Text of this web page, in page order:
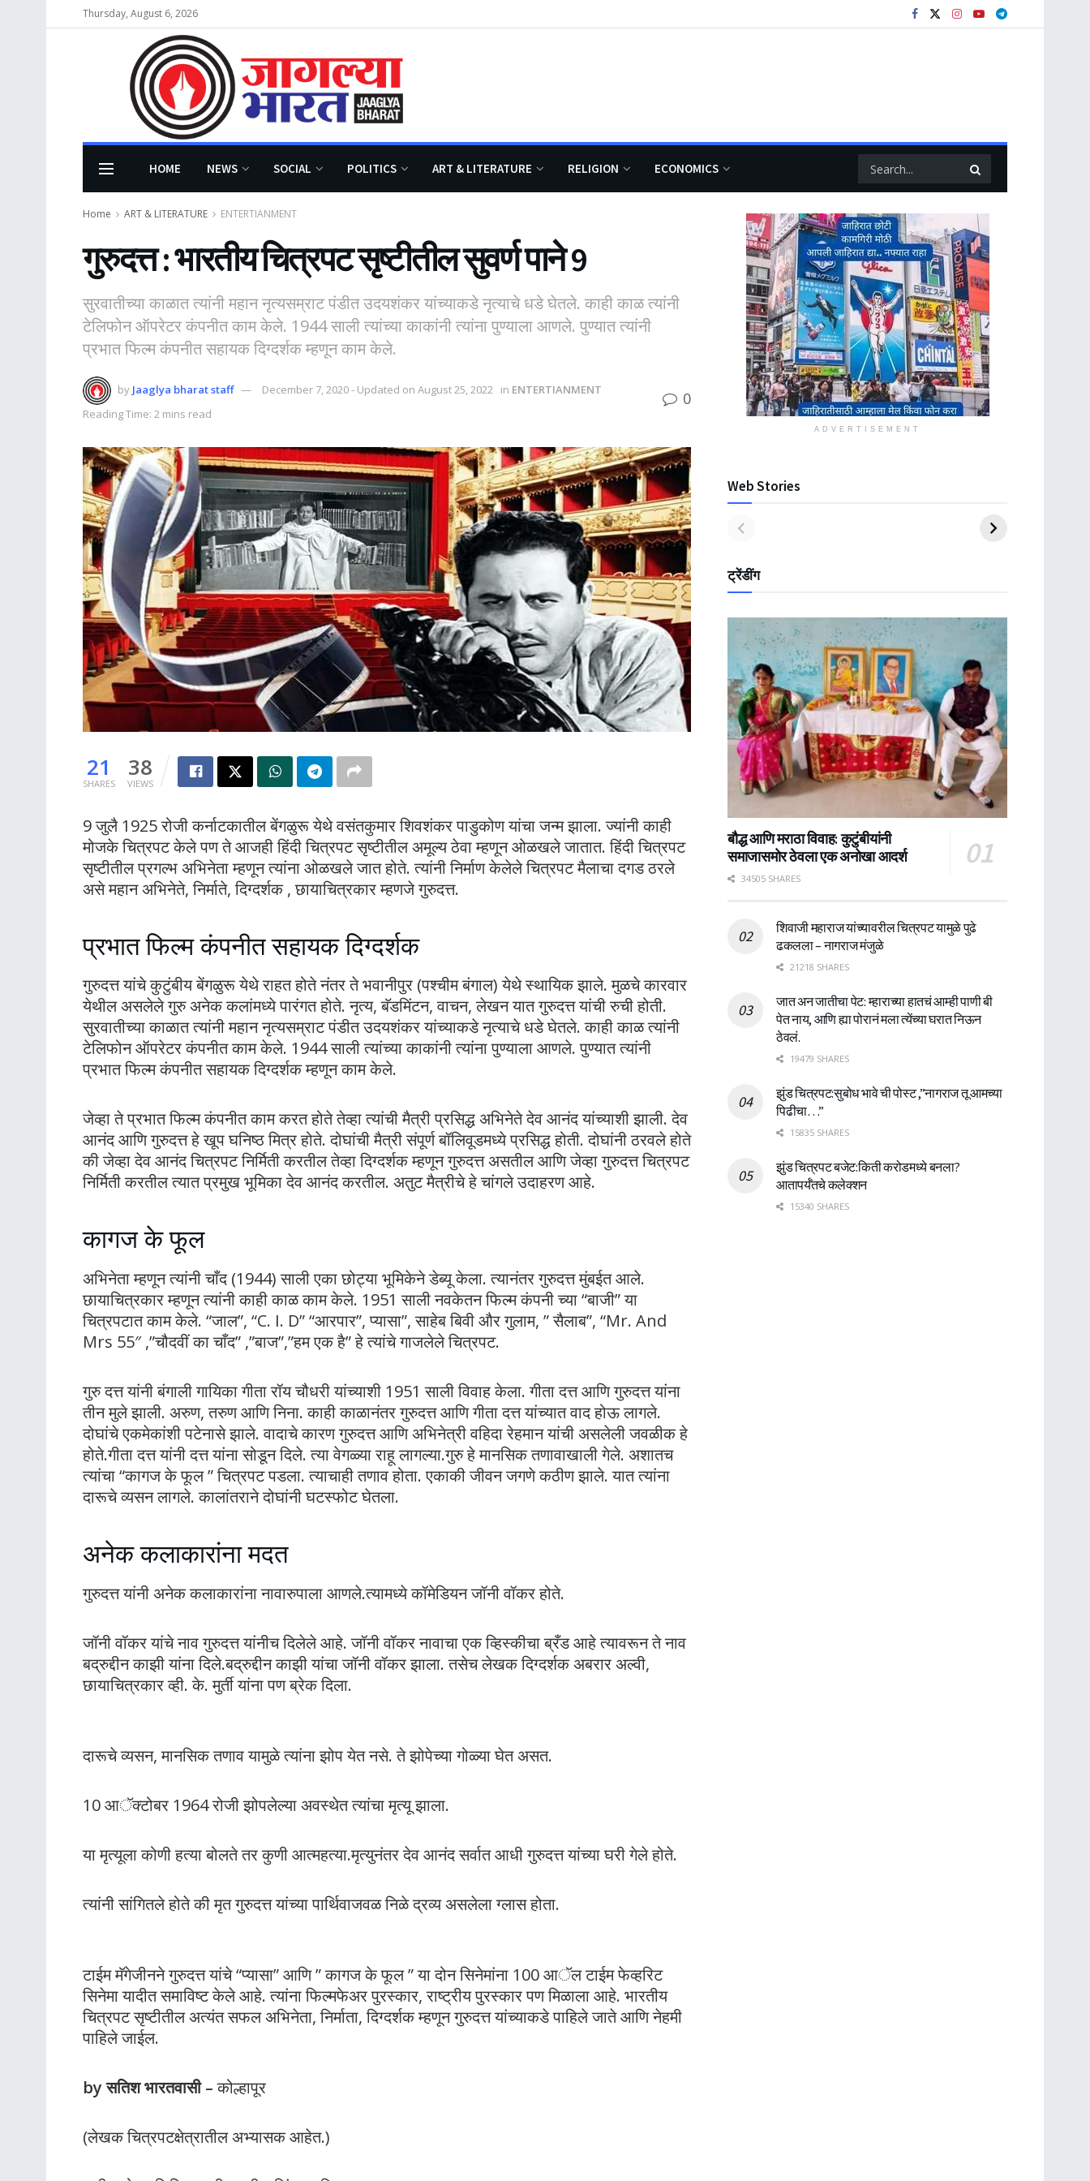
Thursday, August 6, 2026
HOME NEWS SOCIAL POLITICS ART & LITERATURE RELIGION ECONOMICS
Home ART & LITERATURE ENTERTIANMENT
गुरुदत्त : भारतीय चित्रपट सृष्टीतील सुवर्ण पाने 9
सुरवातीच्या काळात त्यांनी महान नृत्यसम्राट पंडीत उदयशंकर यांच्याकडे नृत्याचे धडे घेतले. काही काळ त्यांनी
टेलिफोन ऑपरेटर कंपनीत काम केले. 1944 साली त्यांच्या काकांनी त्यांना पुण्याला आणले. पुण्यात त्यांनी
प्रभात फिल्म कंपनीत सहायक दिग्दर्शक म्हणून काम केले.
by Jaaglya bharat staff December 7, 2020 - Updated on August 25, 2022 in ENTERTIANMENT
Reading Time: 2 mins read
0
21
SHARES
38
VIEWS
9 जुलै 1925 रोजी कर्नाटकातील बेंगळुरू येथे वसंतकुमार शिवशंकर पाडुकोण यांचा जन्म झाला. ज्यांनी काही
मोजके चित्रपट केले पण ते आजही हिंदी चित्रपट सृष्टीतील अमूल्य ठेवा म्हणून ओळखले जातात. हिंदी चित्रपट
सृष्टीतील प्रगल्भ अभिनेता म्हणून त्यांना ओळखले जात होते. त्यांनी निर्माण केलेले चित्रपट मैलाचा दगड ठरले
असे महान अभिनेते, निर्माते, दिग्दर्शक , छायाचित्रकार म्हणजे गुरुदत्त.
प्रभात फिल्म कंपनीत सहायक दिग्दर्शक
गुरुदत्त यांचे कुटुंबीय बेंगळुरू येथे राहत होते नंतर ते भवानीपुर (पश्चीम बंगाल) येथे स्थायिक झाले. मुळचे कारवार
येथील असलेले गुरु अनेक कलांमध्ये पारंगत होते. नृत्य, बॅडमिंटन, वाचन, लेखन यात गुरुदत्त यांची रुची होती.
सुरवातीच्या काळात त्यांनी महान नृत्यसम्राट पंडीत उदयशंकर यांच्याकडे नृत्याचे धडे घेतले. काही काळ त्यांनी
टेलिफोन ऑपरेटर कंपनीत काम केले. 1944 साली त्यांच्या काकांनी त्यांना पुण्याला आणले. पुण्यात त्यांनी
प्रभात फिल्म कंपनीत सहायक दिग्दर्शक म्हणून काम केले.
जेव्हा ते प्रभात फिल्म कंपनीत काम करत होते तेव्हा त्यांची मैत्री प्रसिद्ध अभिनेते देव आनंद यांच्याशी झाली. देव
आनंद आणि गुरुदत्त हे खूप घनिष्ठ मित्र होते. दोघांची मैत्री संपूर्ण बॉलिवूडमध्ये प्रसिद्ध होती. दोघांनी ठरवले होते
की जेव्हा देव आनंद चित्रपट निर्मिती करतील तेव्हा दिग्दर्शक म्हणून गुरुदत्त असतील आणि जेव्हा गुरुदत्त चित्रपट
निर्मिती करतील त्यात प्रमुख भूमिका देव आनंद करतील. अतुट मैत्रीचे हे चांगले उदाहरण आहे.
कागज के फूल
अभिनेता म्हणून त्यांनी चाँद (1944) साली एका छोट्या भूमिकेने डेब्यू केला. त्यानंतर गुरुदत्त मुंबईत आले.
छायाचित्रकार म्हणून त्यांनी काही काळ काम केले. 1951 साली नवकेतन फिल्म कंपनी च्या “बाजी” या
चित्रपटात काम केले. “जाल”, “C. I. D” “आरपार”, प्यासा”, साहेब बिवी और गुलाम, ” सैलाब”, “Mr. And
Mrs 55″ ,”चौदवीं का चाँद” ,”बाज”,”हम एक है” हे त्यांचे गाजलेले चित्रपट.
गुरु दत्त यांनी बंगाली गायिका गीता रॉय चौधरी यांच्याशी 1951 साली विवाह केला. गीता दत्त आणि गुरुदत्त यांना
तीन मुले झाली. अरुण, तरुण आणि निना. काही काळानंतर गुरुदत्त आणि गीता दत्त यांच्यात वाद होऊ लागले.
दोघांचे एकमेकांशी पटेनासे झाले. वादाचे कारण गुरुदत्त आणि अभिनेत्री वहिदा रेहमान यांची असलेली जवळीक हे
होते.गीता दत्त यांनी दत्त यांना सोडून दिले. त्या वेगळ्या राहू लागल्या.गुरु हे मानसिक तणावाखाली गेले. अशातच
त्यांचा “कागज के फूल ” चित्रपट पडला. त्याचाही तणाव होता. एकाकी जीवन जगणे कठीण झाले. यात त्यांना
दारूचे व्यसन लागले. कालांतराने दोघांनी घटस्फोट घेतला.
अनेक कलाकारांना मदत
गुरुदत्त यांनी अनेक कलाकारांना नावारुपाला आणले.त्यामध्ये कॉमेडियन जॉनी वॉकर होते.
जॉनी वॉकर यांचे नाव गुरुदत्त यांनीच दिलेले आहे. जॉनी वॉकर नावाचा एक व्हिस्कीचा ब्रँड आहे त्यावरून ते नाव
बद्रुद्दीन काझी यांना दिले.बद्रुद्दीन काझी यांचा जॉनी वॉकर झाला. तसेच लेखक दिग्दर्शक अबरार अल्वी,
छायाचित्रकार व्ही. के. मुर्ती यांना पण ब्रेक दिला.
दारूचे व्यसन, मानसिक तणाव यामुळे त्यांना झोप येत नसे. ते झोपेच्या गोळ्या घेत असत.
10 आॅक्टोबर 1964 रोजी झोपलेल्या अवस्थेत त्यांचा मृत्यू झाला.
या मृत्यूला कोणी हत्या बोलते तर कुणी आत्महत्या.मृत्युनंतर देव आनंद सर्वात आधी गुरुदत्त यांच्या घरी गेले होते.
त्यांनी सांगितले होते की मृत गुरुदत्त यांच्या पार्थिवाजवळ निळे द्रव्य असलेला ग्लास होता.
टाईम मॅगेजीनने गुरुदत्त यांचे “प्यासा” आणि ” कागज के फूल ” या दोन सिनेमांना 100 आॅल टाईम फेव्हरिट
सिनेमा यादीत समाविष्ट केले आहे. त्यांना फिल्मफेअर पुरस्कार, राष्ट्रीय पुरस्कार पण मिळाला आहे. भारतीय
चित्रपट सृष्टीतील अत्यंत सफल अभिनेता, निर्माता, दिग्दर्शक म्हणून गुरुदत्त यांच्याकडे पाहिले जाते आणि नेहमी
पाहिले जाईल.
by सतिश भारतवासी –कोल्हापूर
(लेखक चित्रपटक्षेत्रातील अभ्यासक आहेत.)
ADVERTISEMENT
Web Stories
ट्रेंडींग
बौद्ध आणि मराठा विवाह: कुटुंबीयांनी
समाजासमोर ठेवला एक अनोखा आदर्श
34505 SHARES
शिवाजी महाराज यांच्यावरील चित्रपट यामुळे पुढे
ढकलला – नागराज मंजुळे
21218 SHARES
जात अन जातीचा पेट: म्हाराच्या हातचं आम्ही पाणी बी
पेत नाय, आणि ह्या पोरानं मला त्येंच्या घरात निऊन
ठेवलं.
19479 SHARES
झुंड चित्रपट:सुबोध भावे ची पोस्ट ,”नागराज तू आमच्या
पिढीचा…”
15835 SHARES
झुंड चित्रपट बजेट:किती करोडमध्ये बनला?
आतापर्यँतचे कलेक्शन
15340 SHARES